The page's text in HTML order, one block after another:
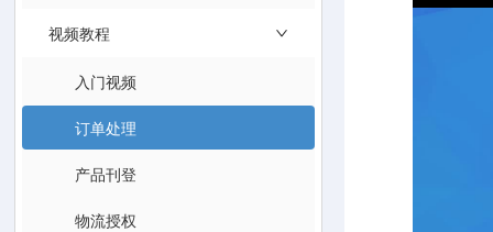
视频教程
入门视频
订单处理
产品刊登
物流授权